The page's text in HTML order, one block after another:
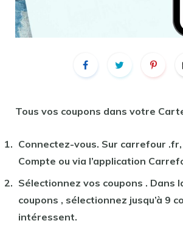
Tous vos coupons dans votre
Connectez-vous. Sur carrefour
Compte ou via l’application
Sélectionnez vos coupons . Dans
coupons , sélectionnez jusqu’à 9
intéressent.